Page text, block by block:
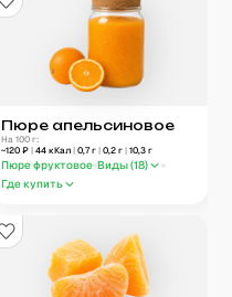
Пюре апельсиновое
На 100 г:
~120 ₽ | 44 кКал | 0,7г | 0,2 г | 10,3 г
Пюре фруктовое Виды (18)
Где купить